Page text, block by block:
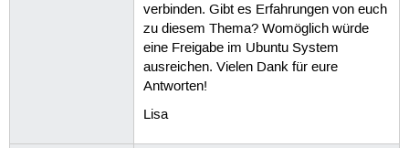
verbinden. Gibt es Erfahrungen von euch
zu diesem Thema? Womöglich würde
eine Freigabe im Ubuntu System
ausreichen. Vielen Dank für eure
Antworten!
Lisa